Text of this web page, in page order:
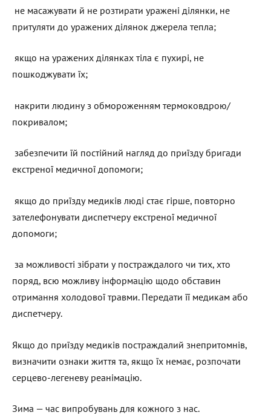
не масажувати й не розтирати уражені ділянки, не
притуляти до уражених ділянок джерела тепла;
якщо на уражених ділянках тіла є пухирі, не
пошкоджувати їх;
накрити людину з обмороженням термоковдрою/
покривалом;
забезпечити їй постійний нагляд до приїзду бригади
екстреної медичної допомоги;
якщо до приїзду медиків люді стає гірше, повторно
зателефонувати диспетчеру екстреної медичної
допомоги;
за можливості зібрати у постраждалого чи тих, хто
поряд, всю можливу інформацію щодо обставин
отримання холодової травми. Передати її медикам або
диспетчеру.
Якщо до приїзду медиків постраждалий знепритомнів,
визначити ознаки життя та, якщо їх немає, розпочати
серцево-легеневу реанімацію.
Зима — час випробувань для кожного з нас.